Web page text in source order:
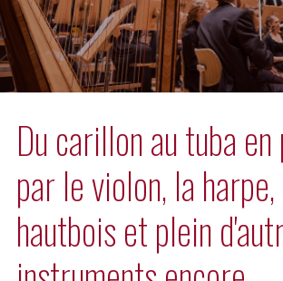
Du carillon au tuba
par le violon, la
hautbois et plein